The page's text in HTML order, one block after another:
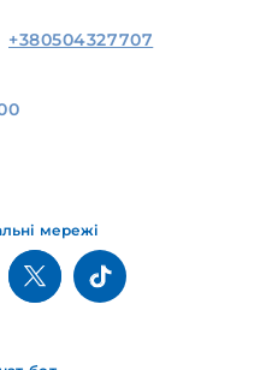
мережі
+380504327707